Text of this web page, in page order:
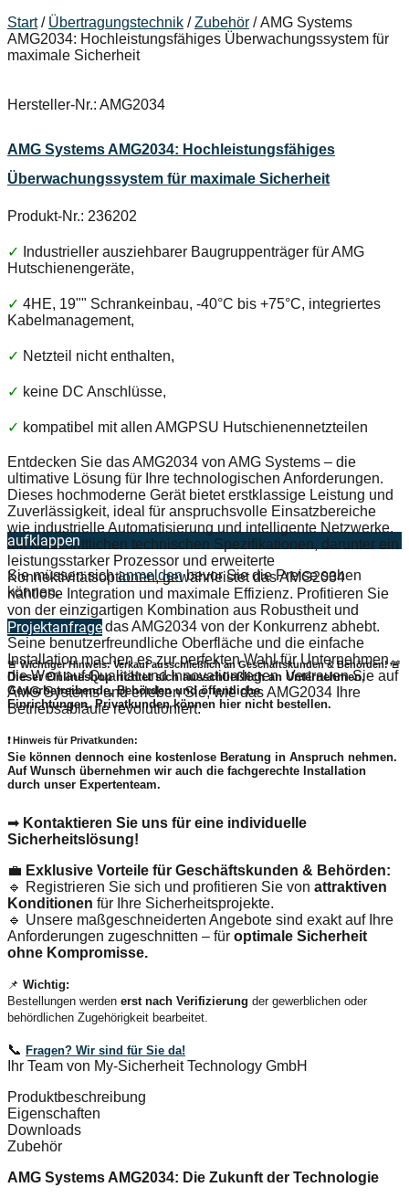
Start/ Übertragungstechnik /Zubehör / AMG Systems
AMG2034: Hochleistungsfähiges Überwachungssystem für
maximale Sicherheit
Hersteller-Nr.: AMG2034
AMG Systems AMG2034: Hochleistungsfähiges
Überwachungssystem für maximale Sicherheit
Produkt-Nr.: 236202
✓
Industrieller ausziehbarer Baugruppenträger für AMG
Hutschienengeräte,
✓ 4HE, 19"" Schrankeinbau, -40°C bis +75°C, integriertes
Kabelmanagement,
✓ Netzteil nicht enthalten,
✓ keine DC Anschlüsse,
✓ kompatibel mit allen AMGPSU Hutschienennetzteilen
Entdecken Sie das AMG2034 von AMG Systems – die
ultimative Lösung für Ihre technologischen Anforderungen.
Dieses hochmoderne Gerät bietet erstklassige Leistung und
Zuverlässigkeit, ideal für anspruchsvolle Einsatzbereiche
wie industrielle Automatisierung und intelligente Netzwerke.
Mit fortschrittlichen technischen Spezifikationen, darunter ein
leistungsstarker Prozessor und erweiterte
Konnektivitätsoptionen, gewährleistet das AMG2034
nahtlose Integration und maximale Effizienz. Profitieren Sie
von der einzigartigen Kombination aus Robustheit und
Flexibilität, die das AMG2034 von der Konkurrenz abhebt.
Seine benutzerfreundliche Oberfläche und die einfache
Installation machen es zur perfekten Wahl für Unternehmen,
die Wert auf Qualität und Innovation legen. Vertrauen Sie auf
AMG Systems und erleben Sie, wie das AMG2034 Ihre
Betriebsabläufe revolutioniert.
aufklappen
Sie müssen sichanmeldenbevor Sie die Preise sehen
können.
Projektanfrage
🚨 Wichtiger Hinweis: Verkauf ausschließlich an Geschäftskunden & Behörden! 🚨
Dieser Onlineshop richtet sichausschließlichan Unternehmen,
Gewerbetreibende, Behörden und öffentliche
Einrichtungen. Privatkunden können hier nicht bestellen.
❗Hinweis für Privatkunden:
Sie können dennoch eine kostenlose Beratung in Anspruch nehmen.
Auf Wunsch übernehmen wir auch die fachgerechte Installation
durch unser Expertenteam.
➡ Kontaktieren Sie uns für eine individuelle
Sicherheitslösung!
💼 Exklusive Vorteile für Geschäftskunden & Behörden:
🔹 Registrieren Sie sich und profitieren Sie von attraktiven
Konditionen für Ihre Sicherheitsprojekte.
🔹 Unsere maßgeschneiderten Angebote sind exakt auf Ihre
Anforderungen zugeschnitten – für optimale Sicherheit
ohne Kompromisse.
📌 Wichtig:
Bestellungen werden erst nach Verifizierung der gewerblichen oder
behördlichen Zugehörigkeit bearbeitet.
📞 Fragen? Wir sind für Sie da!
Ihr Team von My-Sicherheit Technology GmbH
Produktbeschreibung
Eigenschaften
Downloads
Zubehör
AMG Systems AMG2034: Die Zukunft der Technologie